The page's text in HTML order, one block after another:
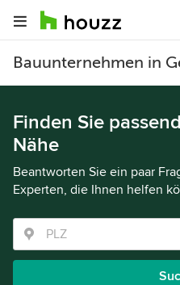
Bauunternehmen in
Finden Sie
Nähe
Beantworten Sie ein paar
Experten, die Ihnen helfen